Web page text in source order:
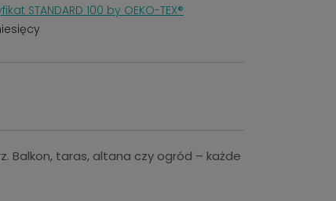
STANDARD 100 by OEKO-TEX®
Balkon, taras, altana czy ogród – każde